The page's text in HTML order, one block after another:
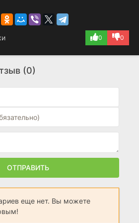
0 0
(0)
ОТПРАВИТЬ
еще нет. Вы можете